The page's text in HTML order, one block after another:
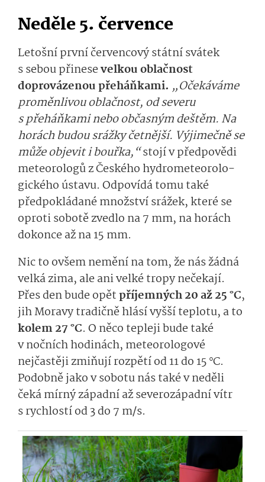
Neděle 5. července
Letošní první červencový státní svátek
s sebou přinesevelkou oblačnost
doprovázenou přeháňkami. „Očekáváme
proměnlivou oblačnost, od severu
s přeháňkami nebo občasným deštěm. Na
horách budou srážky četnější. Výjimečně se
může objevit i bouřka,“stojí v předpovědi
meteorologů z Českého hydrometeorolo­
gického ústavu. Odpovídá tomu také
předpokládané množství srážek, které se
oproti sobotě zvedlo na 7 mm, na horách
dokonce až na 15 mm.
Nic to ovšem nemění na tom, že nás žádná
velká zima, ale ani velké tropy nečekají.
Přes den bude opět příjemných 20 až 25 °C,
jih Moravy tradičně hlásí vyšší teplotu, a to
kolem 27 °C. O něco tepleji bude také
v nočních hodinách, meteorologové
nejčastěji zmiňují rozpětí od 11 do 15 °C.
Podobně jako v sobotu nás také v neděli
čeká mírný západní až severozápadní vítr
s rychlostí od 3 do 7 m/s.